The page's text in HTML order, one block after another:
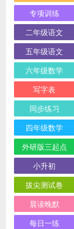
专项训练
二年级语文
五年级语文
六年级数学
写字表
同步练习
四年级数学
外研版三起点
小升初
拔尖测试卷
晨读晚默
每日一练